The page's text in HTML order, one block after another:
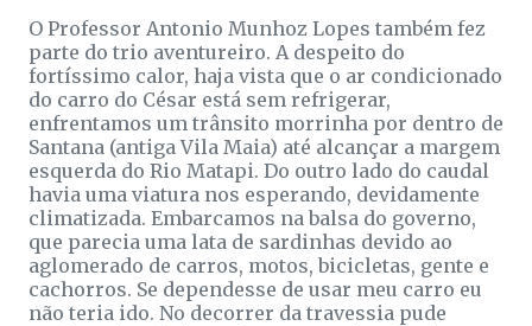
O Professor Antonio Munhoz Lopes também fez
parte do trio aventureiro. A despeito do
fortíssimo calor, haja vista que o ar condicionado
do carro do César está sem refrigerar,
enfrentamos um trânsito morrinha por dentro de
Santana (antiga Vila Maia) até alcançar a margem
esquerda do Rio Matapi. Do outro lado do caudal
havia uma viatura nos esperando, devidamente
climatizada. Embarcamos na balsa do governo,
que parecia uma lata de sardinhas devido ao
aglomerado de carros, motos, bicicletas, gente e
cachorros. Se dependesse de usar meu carro eu
não teria ido. No decorrer da travessia pude